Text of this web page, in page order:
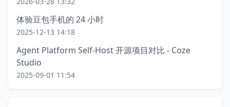
体验豆包手机的 24 小时
2025-12-13 14:18
Agent Platform Self-Host 开源项目对比 - Coze
Studio
2025-09-01 11:54